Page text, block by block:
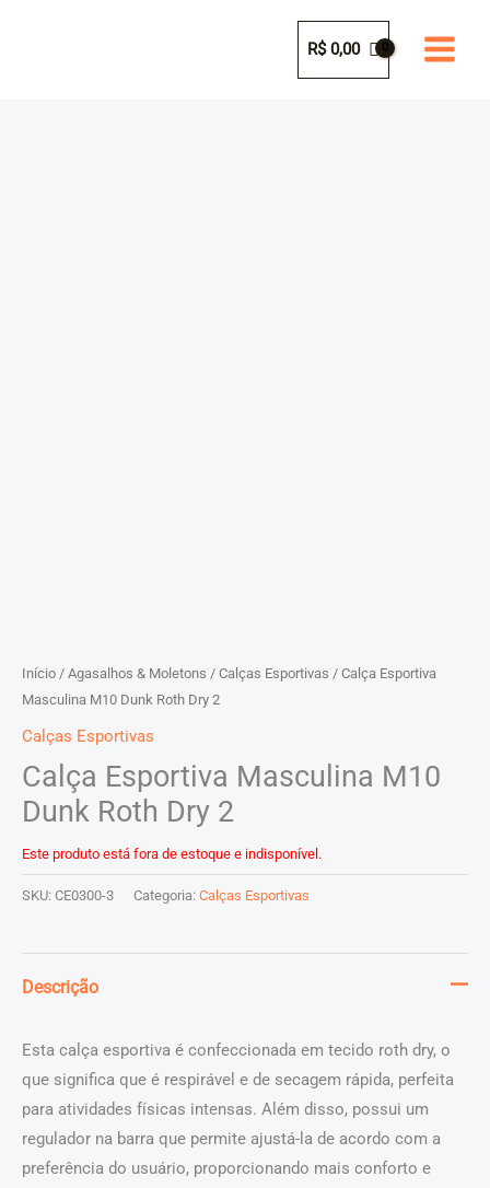
R$0,00
Início / Agasalhos & Moletons / Calças Esportivas / Calça Esportiva
Masculina M10 Dunk Roth Dry 2
Calças Esportivas
Calça Esportiva Masculina M10
Dunk Roth Dry 2
Este produto está fora de estoque e indisponível.
SKU: CE0300-3 Categoria: Calças Esportivas
Descrição
Esta calça esportiva é confeccionada em tecido roth dry, o
que significa que é respirável e de secagem rápida, perfeita
para atividades físicas intensas. Além disso, possui um
regulador na barra que permite ajustá-la de acordo com a
preferência do usuário, proporcionando mais conforto e